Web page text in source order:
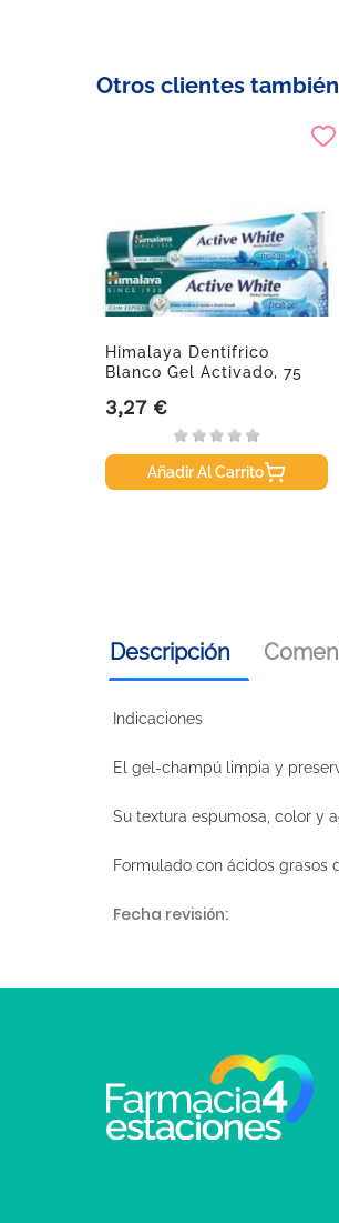
Otros clientes
Himalaya Dentifrico
Blanco Gel Activado, 75
Precio
3,27 €
Añadir Al Carrito
Descripción
Indicaciones
El gel-champú limpia y
Su textura espumosa, color y
Formulado con ácidos grasos
Fecha revisión: